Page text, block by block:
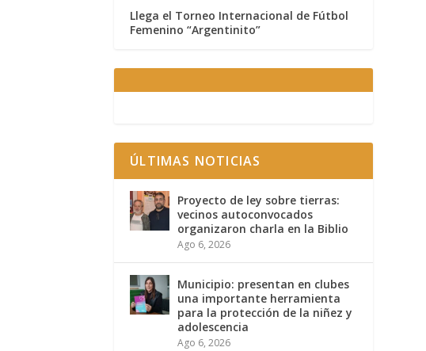
Llega el Torneo Internacional de Fútbol
Femenino “Argentinito”
ÚLTIMAS NOTICIAS
Proyecto de ley sobre tierras:
vecinos autoconvocados
organizaron charla en la Biblio
Ago 6, 2026
Municipio: presentan en clubes
una importante herramienta
para la protección de la niñez y
adolescencia
Ago 6, 2026